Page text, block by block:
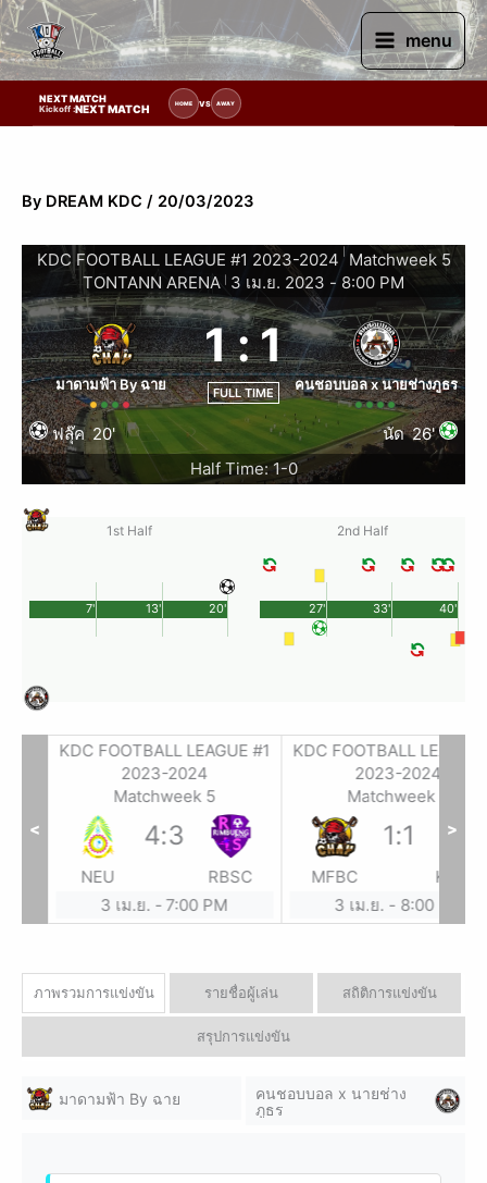
Skip
to
content
menu
NEXT MATCH
Kickoff :NEXT MATCH HOME VS AWAY
การแข่งขัน | รอระบุวันแข่งขัน | รอข้อมูลทีมแข่งขัน
By DREAM KDC / 20/03/2023
KDC FOOTBALL LEAGUE #1 2023-2024 Matchweek 5
TONTANN ARENA 3 เม.ย. 2023 - 8:00 PM
มาดามฟ้า By ฉาย
1:1
FULL TIME
คนชอบบอล x นายช่างภูธร
ฟลุ๊ค 20' นัด 26'
Half Time: 1-0
1st Half
20'
7' 13'
2nd Half
40'
27' 33'
KDC FOOTBALL LEAGUE #1
2023-2024
Matchweek 5
NEU
4:3
RBSC
3 เม.ย. - 7:00 PM
KDC FOOTBALL LEAGUE
2023-2024
Matchweek 5
MFBC
1:1
3 เม.ย. - 8:00 PM
< >
ภาพรวมการแข่งขัน รายชื่อผู้เล่น สถิติการแข่งขัน
สรุปการแข่งขัน
มาดามฟ้า By ฉาย
คนชอบบอล x นายช่าง
ภูธร